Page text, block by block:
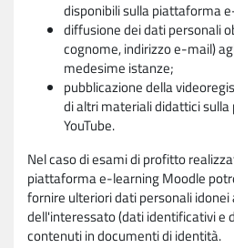
disponibili sulla piattaforma
diffusione dei dati personali
cognome, indirizzo e-mail)
medesime istanze;
pubblicazione della
di altri materiali didattici
YouTube.
Nel caso di esami di profitto
piattaforma e-learning Moodle
fornire ulteriori dati personali
dell'interessato (dati identificativi e
contenuti in documenti di identità.